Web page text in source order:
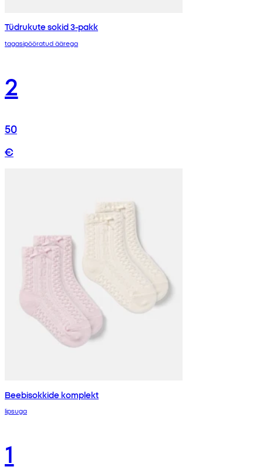
Tüdrukute sokid 3-pakk
tagasipööratud äärega
2
50
€
Beebisokkide komplekt
lipsuga
1